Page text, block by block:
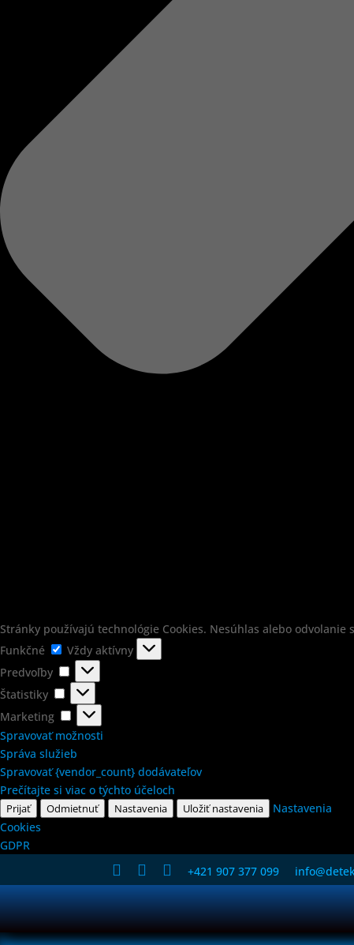
Stránky používajú technológie Cookies. Nesúhlas alebo
Funkčné
Funkčné
Vždy aktívny
Predvoľby
Predvoľby
Štatistiky
Štatistiky
Marketing
Marketing
Spravovať možnosti
Správa služieb
Spravovať {vendor_count} dodávateľov
Prečítajte si viac o týchto účeloch
Prijať Odmietnuť Nastavenia Uložiť nastavenia
Nastavenia
Cookies
GDPR
   +421 907 377 099